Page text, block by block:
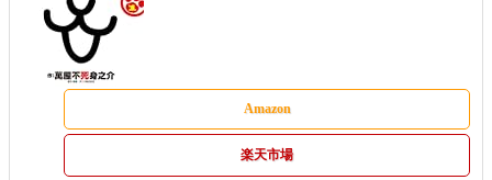
Amazon
楽天市場